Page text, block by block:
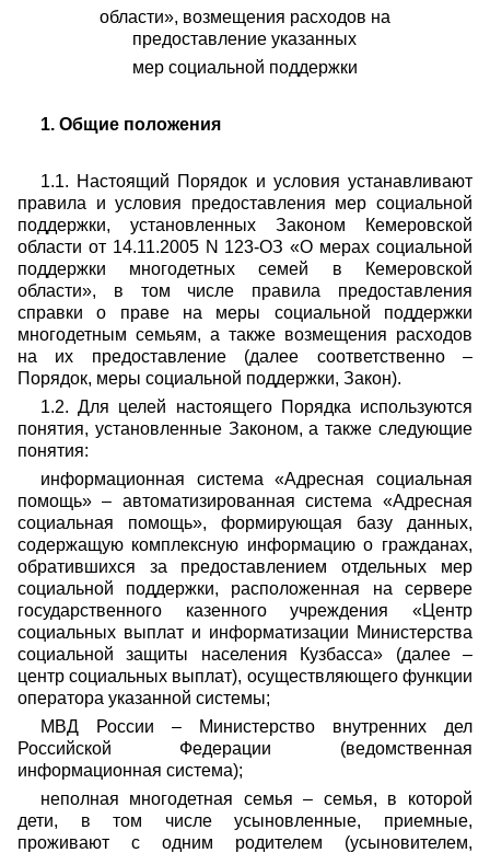
области», возмещения расходов на
предоставление указанных
мер социальной поддержки
1. Общие положения
1.1. Настоящий Порядок и условия устанавливают
правила и условия предоставления мер социальной
поддержки, установленных Законом Кемеровской
области от 14.11.2005 N 123-ОЗ «О мерах социальной
поддержки многодетных семей в Кемеровской
области», в том числе правила предоставления
справки о праве на меры социальной поддержки
многодетным семьям, а также возмещения расходов
на их предоставление (далее соответственно –
Порядок, меры социальной поддержки, Закон).
1.2. Для целей настоящего Порядка используются
понятия, установленные Законом, а также следующие
понятия:
информационная система «Адресная социальная
помощь» – автоматизированная система «Адресная
социальная помощь», формирующая базу данных,
содержащую комплексную информацию о гражданах,
обратившихся за предоставлением отдельных мер
социальной поддержки, расположенная на сервере
государственного казенного учреждения «Центр
социальных выплат и информатизации Министерства
социальной защиты населения Кузбасса» (далее –
центр социальных выплат), осуществляющего функции
оператора указанной системы;
МВД России – Министерство внутренних дел
Российской Федерации (ведомственная
информационная система);
неполная многодетная семья – семья, в которой
дети, в том числе усыновленные, приемные,
проживают с одним родителем (усыновителем,